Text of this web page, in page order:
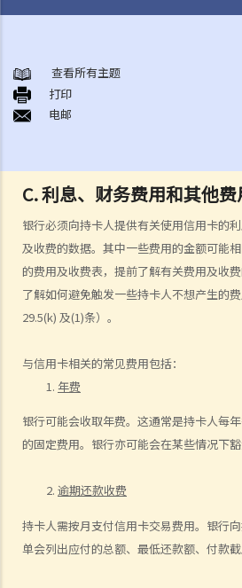
C. 利息、财务费用和其他
银行必须向持卡人提供有关使用信用卡的
及收费的数据。其中一些费用的金额可能
的费用及收费表，提前了解有关费用及收
了解如何避免触发一些持卡人不想产生的
29.5(k) 及(1)条）。
与信用卡相关的常见费用包括：
年费
银行可能会收取年费。这通常是持卡人每
的固定费用。银行亦可能会在某些情况下豁
逾期还款收费
持卡人需按月支付信用卡交易费用。银行
单会列出应付的总额、最低还款额、付款截
1. 谁需要获得放债人牌照？
2. 谁受到《放债人条例》（第163章）的保障
3. 放债人的领牌事宜
5. 其他要求
A. 格式要求
B. 借款人提前偿还贷款
C. 非法协议
D. 对放债广告的限制
E. 贷款保证形式的限制
6. 重新商议敲诈性交易
8. 常见问题
2. 放债人能否通过合约避免《放债人条例
3. 《放债人条例》（第163章）是否涵盖租
《当押商条例》
1. 质押及当押是甚么?
2. 哪些人需要获得当押商牌照？
查看所有主题
打印
电邮